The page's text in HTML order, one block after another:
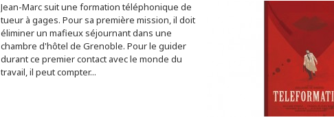
Jean-Marc suit une formation téléphonique de
tueur à gages. Pour sa première mission, il doit
éliminer un mafieux séjournant dans une
chambre d'hôtel de Grenoble. Pour le guider
durant ce premier contact avec le monde du
travail, il peut compter...